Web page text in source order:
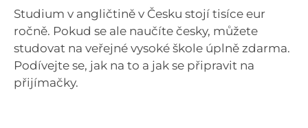
Studium v angličtině v Česku stojí tisíce eur
ročně. Pokud se ale naučíte česky, můžete
studovat na veřejné vysoké škole úplně zdarma.
Podívejte se, jak na to a jak se připravit na
přijímačky.